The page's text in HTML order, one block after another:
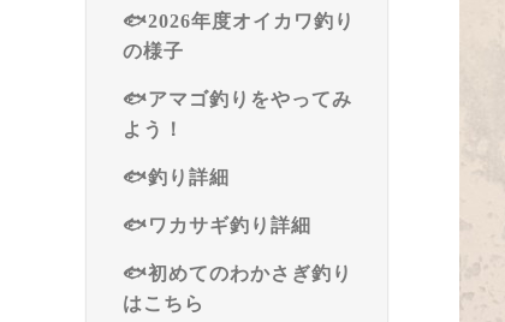
🐟2026年度オイカワ釣り
の様子
🐟アマゴ釣りをやってみ
よう！
🐟釣り詳細
🐟ワカサギ釣り詳細
🐟初めてのわかさぎ釣り
はこちら